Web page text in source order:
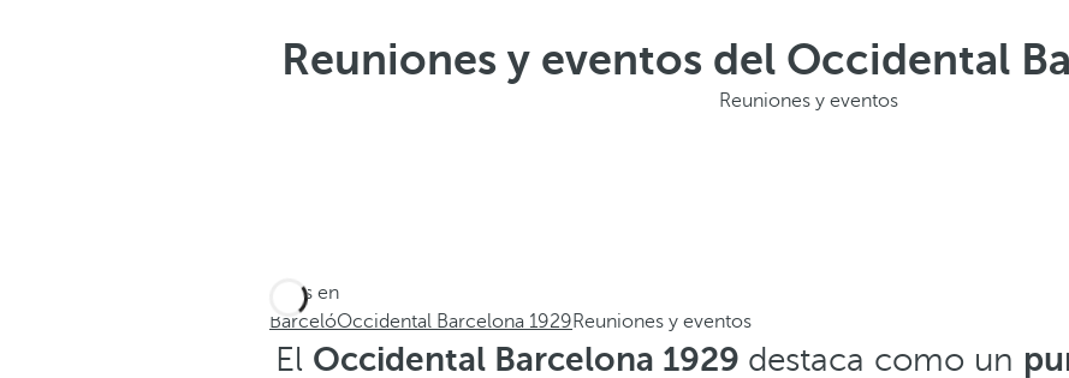
Reuniones y eventos del Occidental
Reuniones y eventos
Estás en
BarcelóOccidental Barcelona 1929Reuniones y eventos
El Occidental Barcelona 1929 destaca como un